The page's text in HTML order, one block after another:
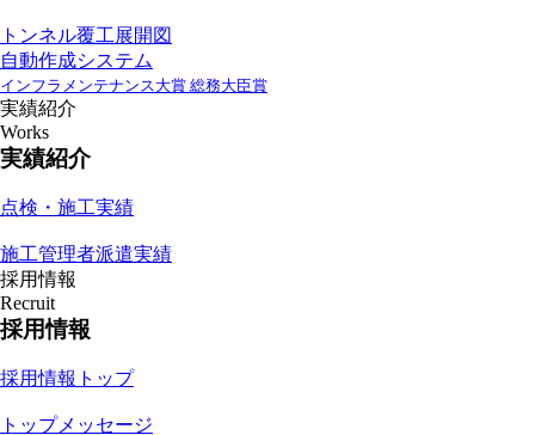
トンネル覆工展開図
自動作成システム
インフラメンテナンス大賞 総務大臣賞
実績紹介
Works
実績紹介
点検・施工実績
施工管理者派遣実績
採用情報
Recruit
採用情報
採用情報トップ
トップメッセージ